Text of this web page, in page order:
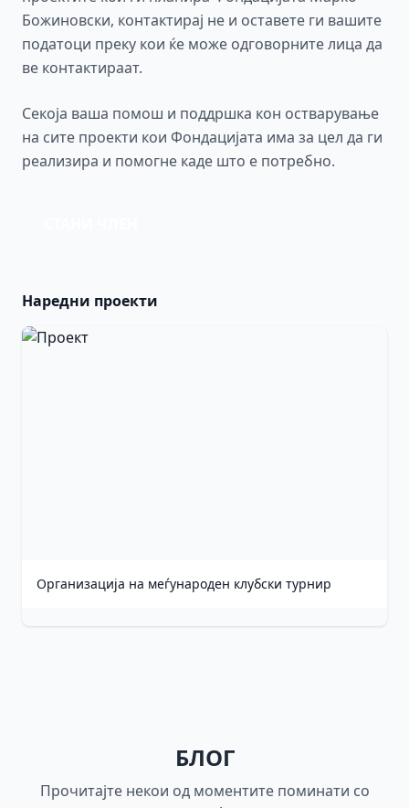
Божиновски, контактирај не и оставете ги вашите
податоци преку кои ќе може одговорните лица да
ве контактираат.
Секоја ваша помош и поддршка кон остварување
на сите проекти кои Фондацијата има за цел да ги
реализира и помогне каде што е потребно.
Наредни проекти
Организација на меѓународен клубски турнир
БЛОГ
Прочитајте некои од моментите поминати со